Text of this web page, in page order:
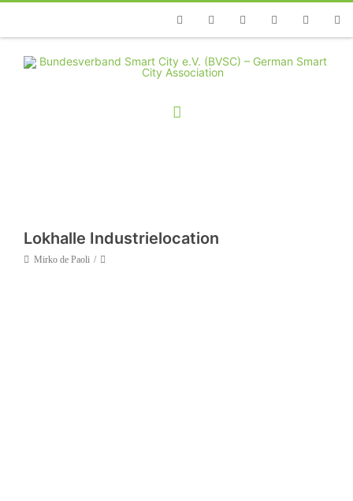
TelefonFacebookTwitterYoutubeInstagramLinkedin
Lokhalle Industrielocation
Mirko de Paoli